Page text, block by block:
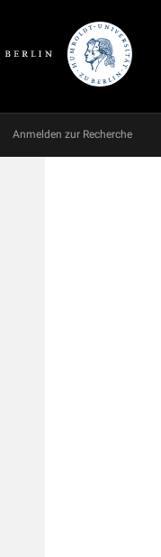
Anmelden zur Recherche